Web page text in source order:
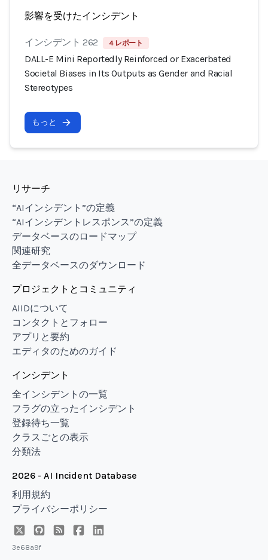
影響を受けたインシデント
インシデント 262 4 レポート
DALL-E Mini Reportedly Reinforced or Exacerbated
Societal Biases in Its Outputs as Gender and Racial
Stereotypes
もっと
リサーチ
“AIインシデント”の定義
“AIインシデントレスポンス”の定義
データベースのロードマップ
関連研究
全データベースのダウンロード
プロジェクトとコミュニティ
AIIDについて
コンタクトとフォロー
アプリと要約
エディタのためのガイド
インシデント
全インシデントの一覧
フラグの立ったインシデント
登録待ち一覧
クラスごとの表示
分類法
2026 - AI Incident Database
利用規約
プライバシーポリシー
3e68a9f